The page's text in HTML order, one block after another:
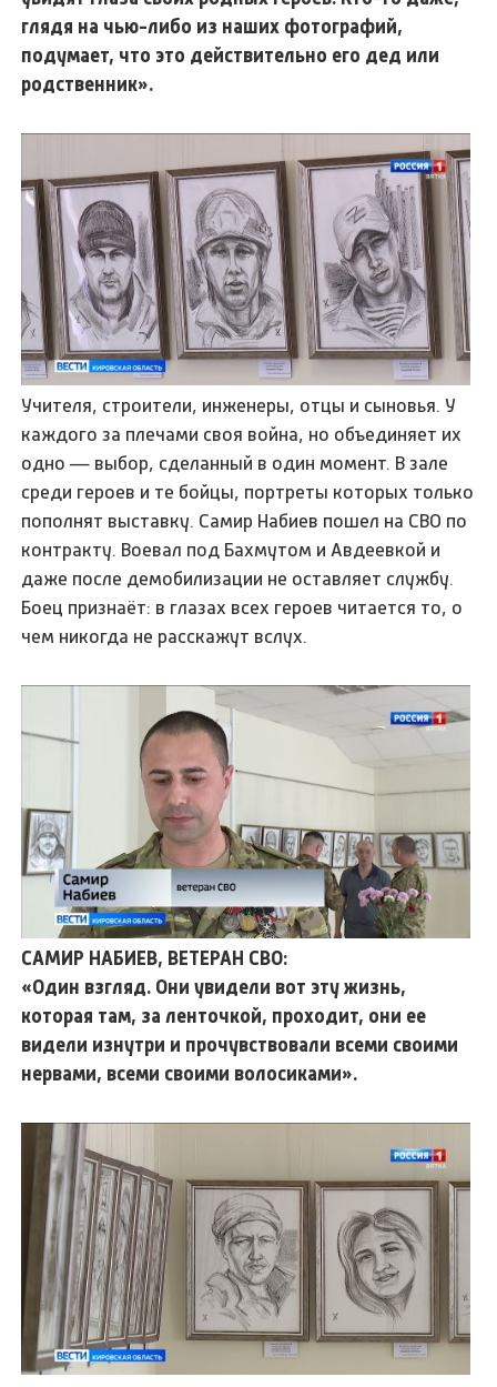
глядя на чью-либо из наших фотографий,
подумает, что это действительно его дед или
родственник».
Учителя, строители, инженеры, отцы и сыновья. У
каждого за плечами своя война, но объединяет их
одно — выбор, сделанный в один момент. В зале
среди героев и те бойцы, портреты которых только
пополнят выставку. Самир Набиев пошел на СВО по
контракту. Воевал под Бахмутом и Авдеевкой и
даже после демобилизации не оставляет службу.
Боец признаёт: в глазах всех героев читается то, о
чем никогда не расскажут вслух.
САМИР НАБИЕВ, ВЕТЕРАН СВО:
«Один взгляд. Они увидели вот эту жизнь,
которая там, за ленточкой, проходит, они ее
видели изнутри и прочувствовали всеми своими
нервами, всеми своими волосиками».